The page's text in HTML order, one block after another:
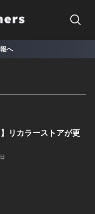
へ
】リカラーストアが更